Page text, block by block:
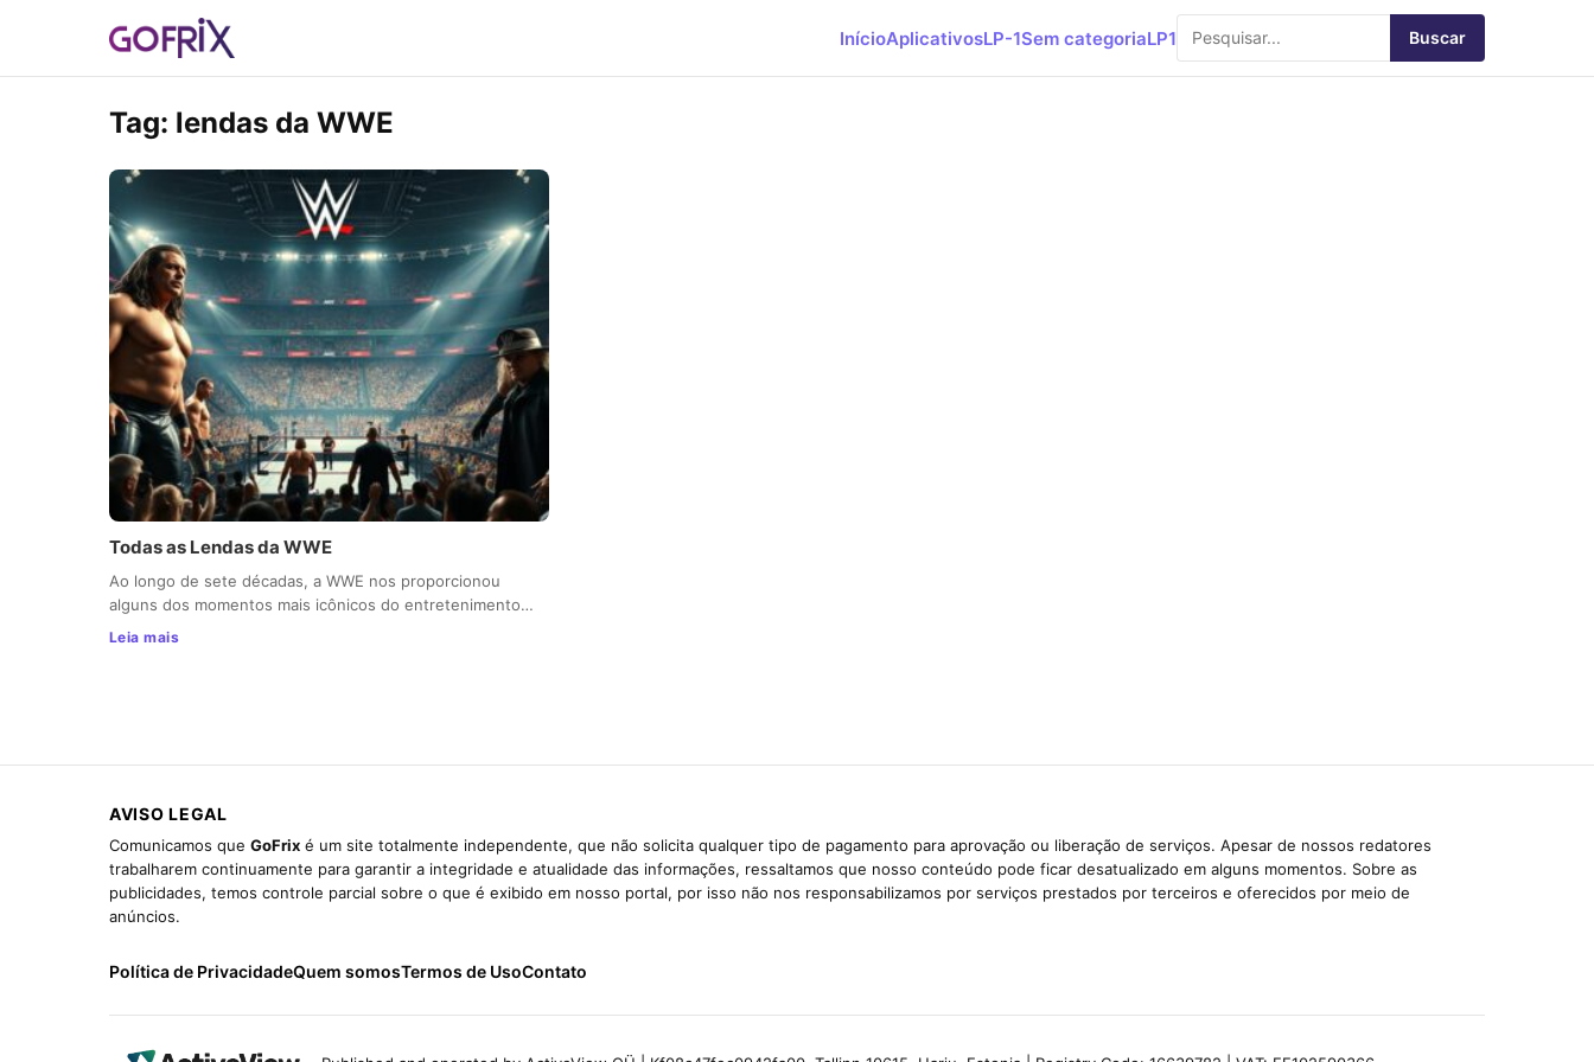
InícioAplicativosLP-1Sem categoriaLP1 Buscar
Tag: lendas da WWE
Todas as Lendas da WWE
Ao longo de sete décadas, a WWE nos proporcionou
alguns dos momentos mais icônicos do entretenimento…
Leia mais
AVISO LEGAL
Comunicamos que GoFrix é um site totalmente independente, que não solicita qualquer tipo de pagamento para aprovação ou liberação de serviços. Apesar de nossos redatores
trabalharem continuamente para garantir a integridade e atualidade das informações, ressaltamos que nosso conteúdo pode ficar desatualizado em alguns momentos. Sobre as
publicidades, temos controle parcial sobre o que é exibido em nosso portal, por isso não nos responsabilizamos por serviços prestados por terceiros e oferecidos por meio de
anúncios.
Política de PrivacidadeQuem somosTermos de UsoContato